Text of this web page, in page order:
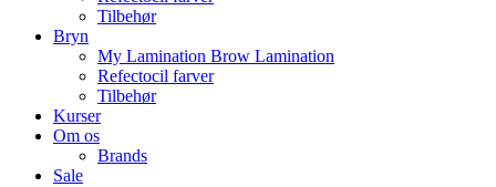
Tilbehør
Bryn
My Lamination Brow Lamination
Refectocil farver
Tilbehør
Kurser
Om os
Brands
Sale